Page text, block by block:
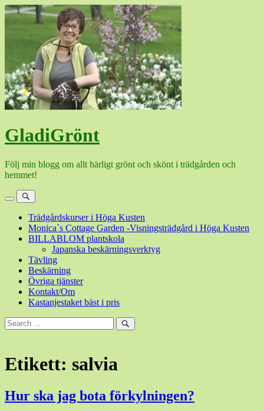
Hoppa
GladiGrönt
Följ min blogg om allt härligt grönt och skönt i trädgården och
hemmet!
MenySök
Trädgårdskurser i Höga Kusten
Monica´s Cottage Garden -Visningsträdgård i Höga Kusten
BILLABLOM plantskola
Japanska beskärningsverktyg
Tävling
Beskärning
Övriga tjänster
Kontakt/Om
Kastanjestaket bäst i pris
Sök
efter:
Sök
Etikett: salvia
Hur ska jag bota förkylningen?